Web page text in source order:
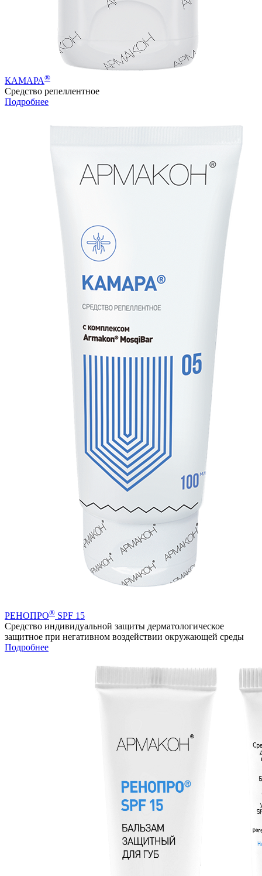
КАМАРА®
Средство репеллентное
Подробнее
РЕНОПРО® SPF 15
Средство индивидуальной защиты дерматологическое
защитное при негативном воздействии окружающей среды
Подробнее